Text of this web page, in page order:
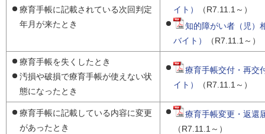
療育手帳に記載されている次回判定
年月が来たとき
イト）
（R7.11.1～）
知的障がい者（児）
バイト）
（R7.11.1～）
療育手帳を失くしたとき
汚損や破損で療育手帳が使えない状
態になったとき
療育手帳交付・再交
イト）
（R7.11.1～）
療育手帳に記載している内容に変更
があったとき
療育手帳変更・返還
（R7.11.1～）